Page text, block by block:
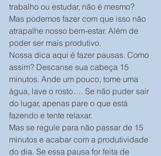
trabalho ou estudar, não é mesmo?
Mas podemos fazer com que isso não
atrapalhe nosso bem-estar. Além de
poder ser mais produtivo.
Nossa dica aqui é fazer pausas. Como
assim? Descanse sua cabeça 15
minutos. Ande um pouco, tome uma
água, lave o rosto…. Se não puder sair
do lugar, apenas pare o que está
fazendo e tente relaxar.
Mas se regule para não passar de 15
minutos e acabar com a produtividade
do dia. Se essa pausa for feita de